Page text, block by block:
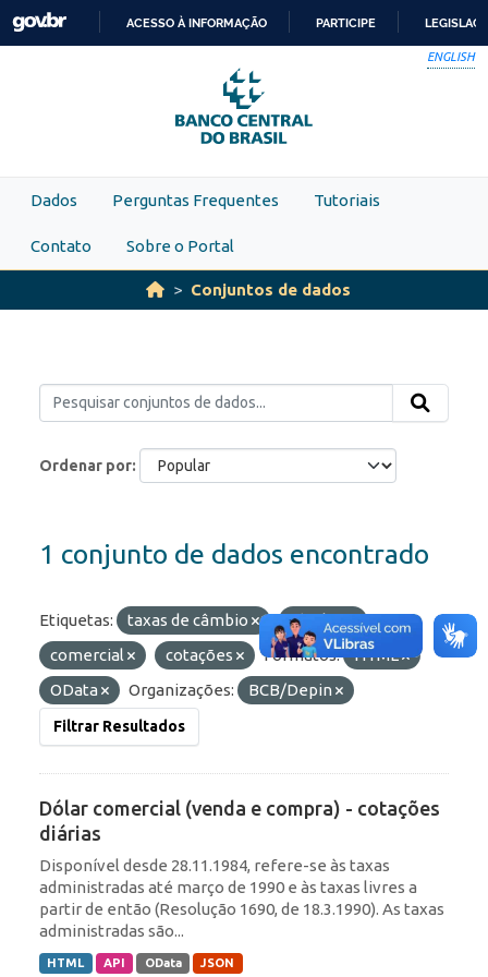
Skip to main content
PARA
O
CONTEÚDO
ACESSO À INFORMAÇÃO PARTICIPE
ENGLISH
Dados Perguntas Frequentes Tutoriais
Contato Sobre o Portal
Conjuntos de dados
Ordenar por
1 conjunto de dados encontrado
Etiquetas: taxas de câmbio
câmbio
comercial
cotações Formatos:
HTML
OData
Organizações: BCB/Depin
Filtrar Resultados
Dólar comercial (venda e compra) - cotações
diárias
Disponível desde 28.11.1984, refere-se às taxas
administradas até março de 1990 e às taxas livres a
partir de então (Resolução 1690, de 18.3.1990). As taxas
administradas são...
HTML API OData JSON